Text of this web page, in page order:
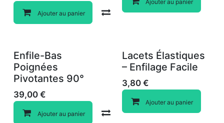
Ajouter au panier Compare
Ajouter au panier
Enfile-Bas
Poignées
Pivotantes 90°
39,00 €
Ajouter au panier Compare
Lacets Élastiques
– Enfilage Facile
3,80€
Ajouter au panier